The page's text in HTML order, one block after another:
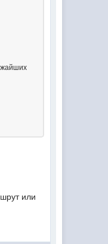
или